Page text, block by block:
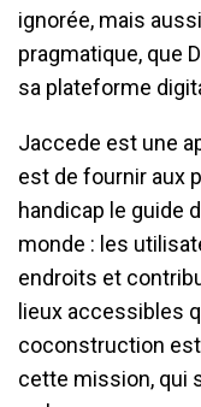
ignorée, mais
pragmatique, que
sa plateforme
Jaccede est une
est de fournir aux
handicap le guide
monde : les
endroits et
lieux accessibles
coconstruction
cette mission, qui